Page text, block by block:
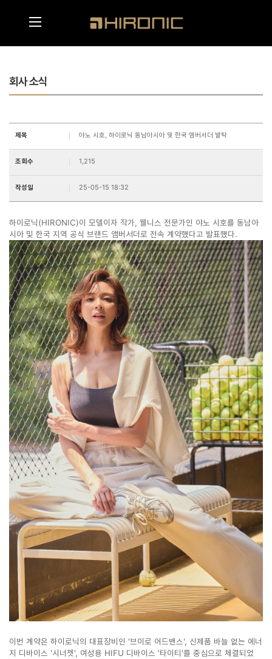
회사 소식
제목 야노 시호, 하이로닉 동남아시아 및 한국 앰버서더 발탁
조회수 1,215
작성일 25-05-15 18:32
하이로닉(HIRONIC)이 모델이자 작가, 웰니스 전문가인 야노 시호를 동남아
시아 및 한국 지역 공식 브랜드 앰버서더로 전속 계약했다고 발표했다.
이번 계약은 하이로닉의 대표장비인 '브이로 어드밴스', 신제품 바늘 없는 에너
지 디바이스 '시너젯', 여성용 HIFU 디바이스 '타이티'를 중심으로 체결되었